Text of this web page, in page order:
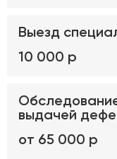
Выезд
10 000 р
выдачей
от 65 000 р